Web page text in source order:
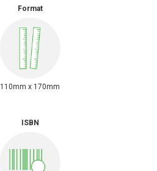
Format
110mm x 170mm
ISBN